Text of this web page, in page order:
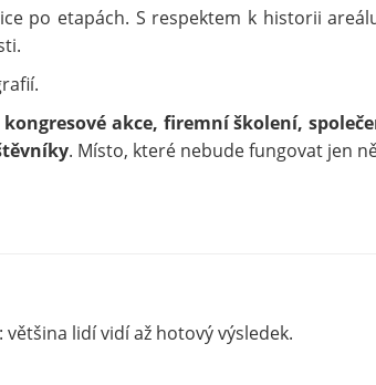
po etapách. S respektem k historii
akce, firemní školení,
. Místo, které nebude fungovat jen
lidí vidí až hotový výsledek.